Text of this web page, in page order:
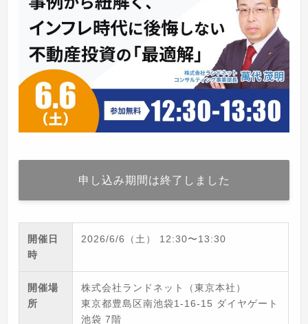
申し込み期間は終了しました
開催日
時
2026/6/6（土） 12:30〜13:30
開催場
所
株式会社ランドネット（東京本社）
東京都豊島区南池袋1-16-15 ダイヤゲート
池袋 7階